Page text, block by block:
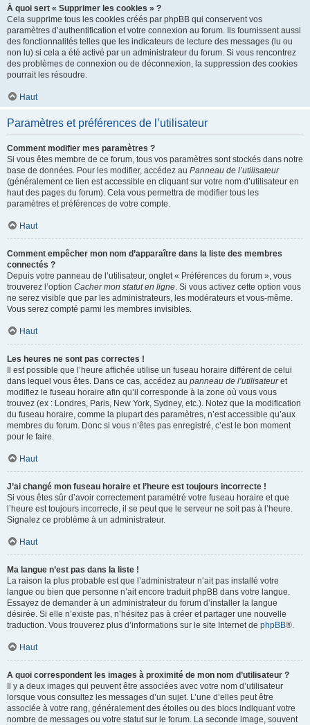
À quoi sert « Supprimer les cookies » ?
Cela supprime tous les cookies créés par phpBB qui conservent vos
paramètres d’authentification et votre connexion au forum. Ils fournissent aussi
des fonctionnalités telles que les indicateurs de lecture des messages (lu ou
non lu) si cela a été activé par un administrateur du forum. Si vous rencontrez
des problèmes de connexion ou de déconnexion, la suppression des cookies
pourrait les résoudre.
Haut
Paramètres et préférences de l’utilisateur
Comment modifier mes paramètres ?
Si vous êtes membre de ce forum, tous vos paramètres sont stockés dans notre
base de données. Pour les modifier, accédez au Panneau de l’utilisateur
(généralement ce lien est accessible en cliquant sur votre nom d’utilisateur en
haut des pages du forum). Cela vous permettra de modifier tous les
paramètres et préférences de votre compte.
Haut
Comment empêcher mon nom d’apparaître dans la liste des membres
connectés ?
Depuis votre panneau de l’utilisateur, onglet « Préférences du forum », vous
trouverez l’option Cacher mon statut en ligne. Si vous activez cette option vous
ne serez visible que par les administrateurs, les modérateurs et vous-même.
Vous serez compté parmi les membres invisibles.
Haut
Les heures ne sont pas correctes !
Il est possible que l’heure affichée utilise un fuseau horaire différent de celui
dans lequel vous êtes. Dans ce cas, accédez au panneau de l’utilisateuret
modifiez le fuseau horaire afin qu’il corresponde à la zone où vous vous
trouvez (ex : Londres, Paris, New York, Sydney, etc.). Notez que la modification
du fuseau horaire, comme la plupart des paramètres, n’est accessible qu’aux
membres du forum. Donc si vous n’êtes pas enregistré, c’est le bon moment
pour le faire.
Haut
J’ai changé mon fuseau horaire et l’heure est toujours incorrecte !
Si vous êtes sûr d’avoir correctement paramétré votre fuseau horaire et que
l’heure est toujours incorrecte, il se peut que le serveur ne soit pas à l’heure.
Signalez ce problème à un administrateur.
Haut
Ma langue n’est pas dans la liste !
La raison la plus probable est que l’administrateur n’ait pas installé votre
langue ou bien que personne n’ait encore traduit phpBB dans votre langue.
Essayez de demander à un administrateur du forum d’installer la langue
désirée. Si elle n’existe pas, n’hésitez pas à créer et partager une nouvelle
traduction. Vous trouverez plus d’informations sur le site Internet de phpBB®.
Haut
A quoi correspondent les images à proximité de mon nom d’utilisateur ?
Il y a deux images qui peuvent être associées avec votre nom d’utilisateur
lorsque vous consultez les messages d’un sujet. L’une d’elles peut être
associée à votre rang, généralement des étoiles ou des blocs indiquant votre
nombre de messages ou votre statut sur le forum. La seconde image, souvent